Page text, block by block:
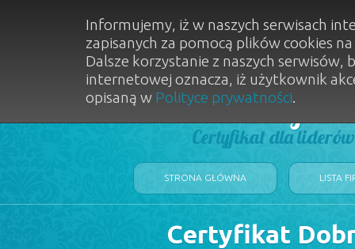
Dobry
Certyfikat dla
STRONA GŁÓWNA LISTA
Certyfikat
Informujemy, iż w naszych serwisach
zapisanych za pomocą plików cookies
Dalsze korzystanie z naszych
internetowej oznacza, iż użytkownik
opisaną w Polityce prywatności.